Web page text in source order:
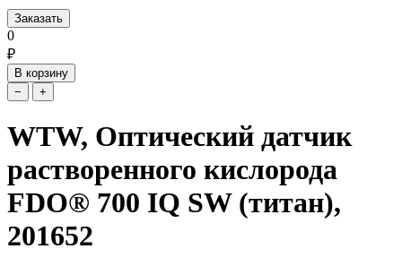
Заказать
0
₽
В корзину
−
+
WTW, Оптический датчик
растворенного кислорода
FDO® 700 IQ SW (титан),
201652